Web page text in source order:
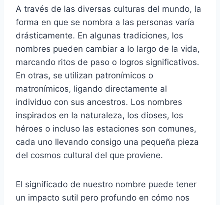
A través de las diversas culturas del mundo, la
forma en que se nombra a las personas varía
drásticamente. En algunas tradiciones, los
nombres pueden cambiar a lo largo de la vida,
marcando ritos de paso o logros significativos.
En otras, se utilizan patronímicos o
matronímicos, ligando directamente al
individuo con sus ancestros. Los nombres
inspirados en la naturaleza, los dioses, los
héroes o incluso las estaciones son comunes,
cada uno llevando consigo una pequeña pieza
del cosmos cultural del que proviene.
El significado de nuestro nombre puede tener
un impacto sutil pero profundo en cómo nos